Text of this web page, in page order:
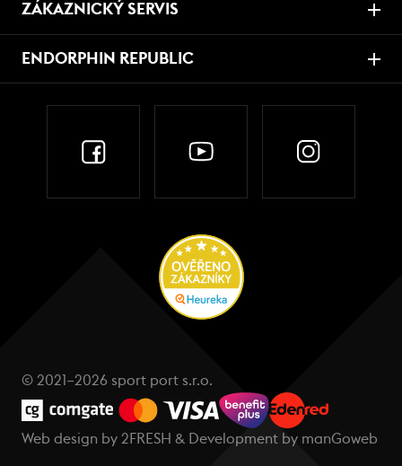
ZÁKAZNICKÝ SERVIS
ENDORPHIN REPUBLIC
© 2021–2026 sport port s.r.o.
Web design by 2FRESH & Development by manGoweb